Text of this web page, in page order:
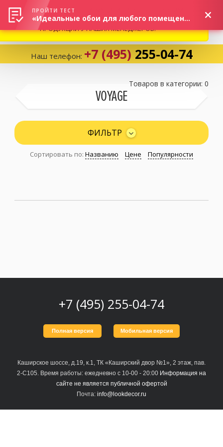
Избранное:0 товаров
Каталог
Заказать обратный звонок
Наш телефон: +7 (495) 255-04-74
VOYAGE
Товаров в категории: 0
ФИЛЬТР
Сортировать по: Названию Цене Популярности
+7 (495) 255-04-74
Полная версия Мобильная версия
Каширское шоссе, д.19, к.1, ТК «Каширский двор №1», 2 этаж, пав.
2-С105. Время работы: ежедневно с 10-00 - 20:00 Информация на
сайте не является публичной офертой
Почта: info@lookdecor.ru
ВНИМАНИЕ! В СВЯЗИ С СИТУАЦИЕЙ НА РЫНКЕ, ПРОСИМ
УТОЧНЯТЬ АКТУАЛЬНУЮ СТОИМОСТЬ И НАЛИЧИЕ
ПРОДУКЦИИ У НАШИХ МЕНЕДЖЕРОВ.
ПРОЙТИ ТЕСТ
«Идеальные обои для любого помещения!»